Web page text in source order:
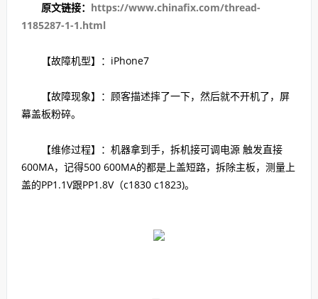
原文链接： https://www.chinafix.com/thread-
1185287-1-1.html
【故障机型】：iPhone7
【故障现象】：顾客描述摔了一下，然后就不开机了，屏
幕盖板粉碎。
【维修过程】：机器拿到手，拆机接可调电源 触发直接
600MA，记得500 600MA的都是上盖短路，拆除主板，测量上
盖的PP1.1V跟PP1.8V（c1830 c1823)。